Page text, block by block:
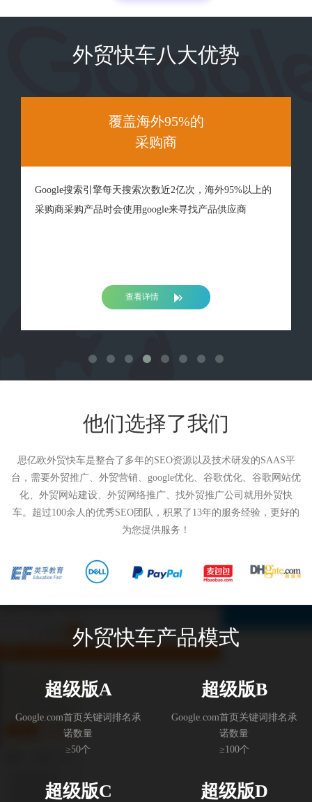
外贸快车八大优势
覆盖海外95%的
采购商
Google搜索引擎每天搜索次数近2亿次，海外95%以上的
采购商采购产品时会使用google来寻找产品供应商
查看详情
他们选择了我们
思亿欧外贸快车是整合了多年的SEO资源以及技术研发的SAAS平
台，需要外贸推广、外贸营销、google优化、谷歌优化、谷歌网站优
化、外贸网站建设、外贸网络推广、找外贸推广公司就用外贸快
车。超过100余人的优秀SEO团队，积累了13年的服务经验，更好的
为您提供服务！
外贸快车产品模式
超级版A
Google.com首页关键词排名承
诺数量
≥50个
超级版B
Google.com首页关键词排名承
诺数量
≥100个
超级版C 超级版D